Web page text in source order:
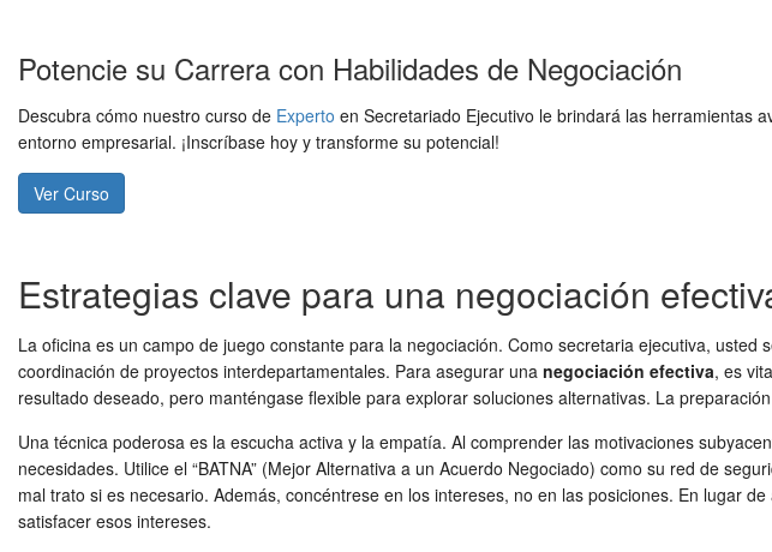
Potencie su Carrera con Habilidades de Negociación
Descubra cómo nuestro curso de Experto en Secretariado Ejecutivo le brindará las herramientas
entorno empresarial. ¡Inscríbase hoy y transforme su potencial!
Ver Curso
Estrategias clave para una negociación
La oficina es un campo de juego constante para la negociación. Como secretaria ejecutiva,
coordinación de proyectos interdepartamentales. Para asegurar una negociación efectiva, es
resultado deseado, pero manténgase flexible para explorar soluciones alternativas. La
Una técnica poderosa es la escucha activa y la empatía. Al comprender las motivaciones
necesidades. Utilice el “BATNA” (Mejor Alternativa a un Acuerdo Negociado) como su red de
mal trato si es necesario. Además, concéntrese en los intereses, no en las posiciones. En lugar
satisfacer esos intereses.